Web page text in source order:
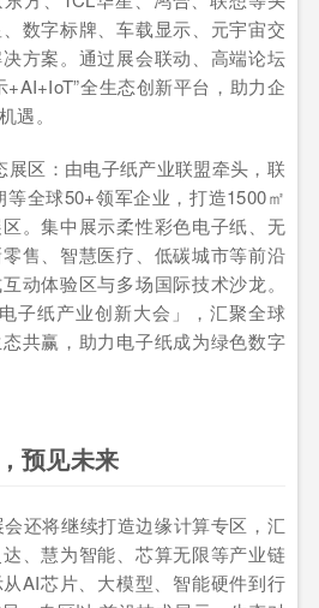
数字标牌、车载显示、元宇宙交
方案。通过展会联动、高端论坛
+AI+IoT”全生态创新平台，助力企
遇。
展区：由电子纸产业联盟牵头，联
全球50+领军企业，打造1500㎡
。集中展示柔性彩色电子纸、无
售、智慧医疗、低碳城市等前沿
动体验区与多场国际技术沙龙。
子纸产业创新大会」，汇聚全球
共赢，助力电子纸成为绿色数字
预见未来
还将继续打造边缘计算专区，汇
、慧为智能、芯算无限等产业链
AI芯片、大模型、智能硬件到行